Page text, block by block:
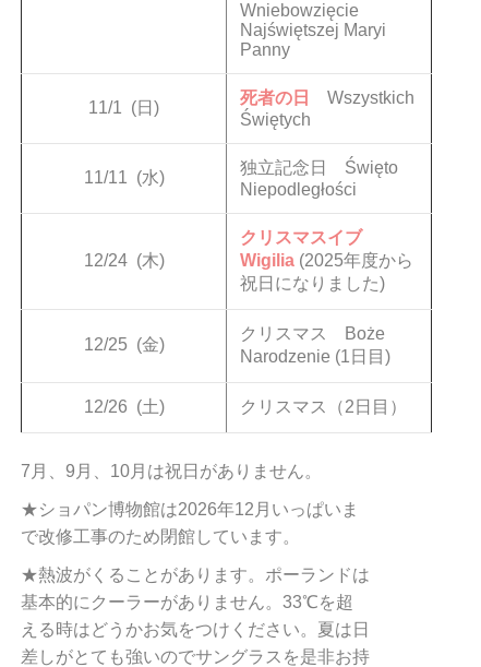
Wniebowzięcie
Najświętszej Maryi
Panny
11/1 (日)
死者の日
Wszystkich
Świętych
11/11 (水)
独立記念日 Święto
Niepodległości
12/24 (木)
クリスマスイブ
Wigilia (2025年度から
祝日になりました)
12/25 (金)
クリスマス Boże
Narodzenie (1日目)
12/26 (土) クリスマス（2日目）
7月、9月、10月は祝日がありません。
★ショパン博物館は2026年12月いっぱいま
で改修工事のため閉館しています。
★熱波がくることがあります。ポーランドは
基本的にクーラーがありません。33℃を超
える時はどうかお気をつけください。夏は日
差しがとても強いのでサングラスを是非お持